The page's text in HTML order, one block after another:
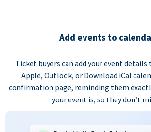
Add events to
Ticket buyers can add your event
Apple, Outlook, or Download iCal
confirmation page, reminding them
your event is, so they don’t